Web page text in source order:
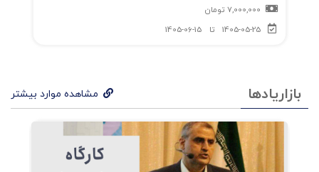
7,000,000 تومان
1405-05-25
تا 1405-06-15
بازاریادها مشاهده موارد بیشتر